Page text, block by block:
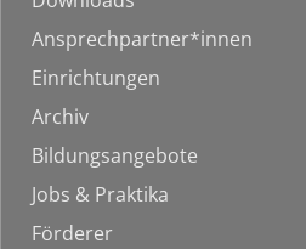
Ansprechpartner*innen
Einrichtungen
Archiv
Bildungsangebote
Jobs & Praktika
Förderer